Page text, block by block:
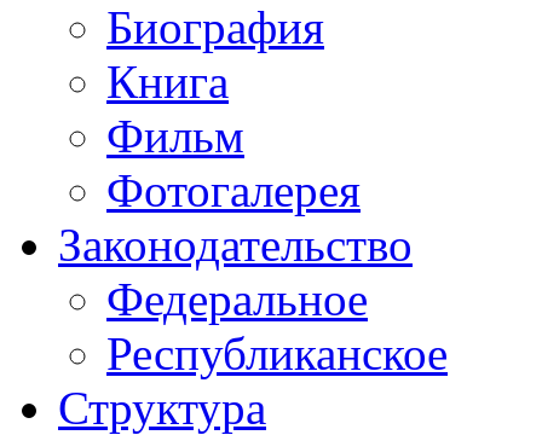
Биография
Книга
Фильм
Фотогалерея
Законодательство
Федеральное
Республиканское
Структура